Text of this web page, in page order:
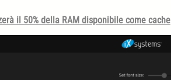
il 50% della RAM disponibile come cache